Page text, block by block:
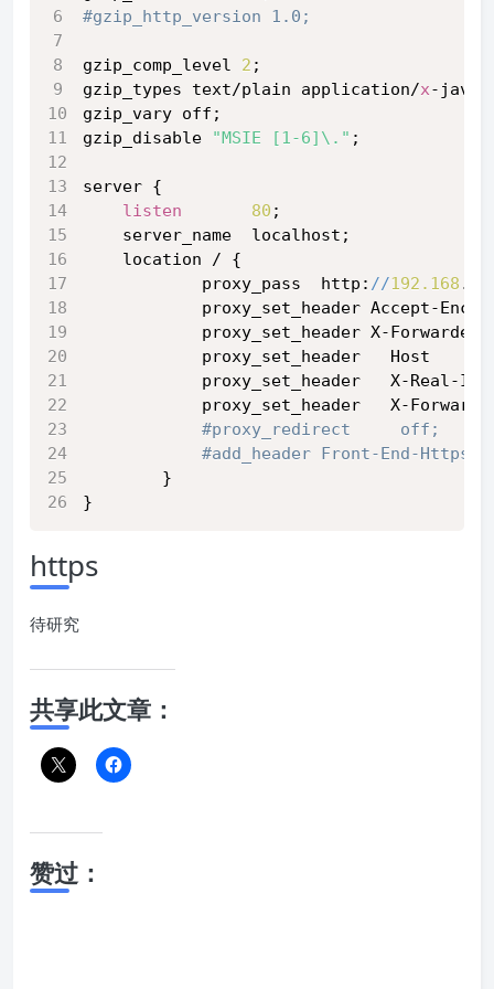
#gzip_http_version 1.0;
gzip_comp_level 2 ;
gzip_types text/plain application/x-
gzip_vary off;
gzip_disable
"MSIE [1-6]\." ;
server {
listen
80 ;
    server_name  localhost;
    location / {
            proxy_pass  http:
//192.168 .
proxy_set_header Accept-
proxy_set_header X-
proxy_set_header   Host
proxy_set_header   X-Real-IP
proxy_set_header   X-
#proxy_redirect     off;
#add_header Front-End-Https
        }
}
https
待研究
共享此文章：
赞过：